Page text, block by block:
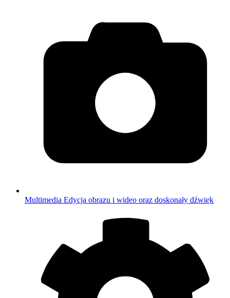
Multimedia Edycja obrazu i wideo oraz doskonały dźwięk